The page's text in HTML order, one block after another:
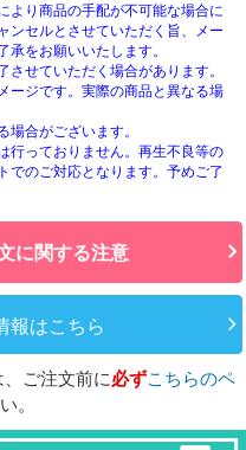
より商品の手配が不可能な場合に
ンセルとさせていただく旨、メー
承をお願いいたします。
せていただく場合があります。
ージです。実際の商品と異なる場
合がございます。
行っておりません。再生不良等の
でのご対応となります。予めご了
に関する注意
報はこちら
ご注文前に必ずこちらのペ
。